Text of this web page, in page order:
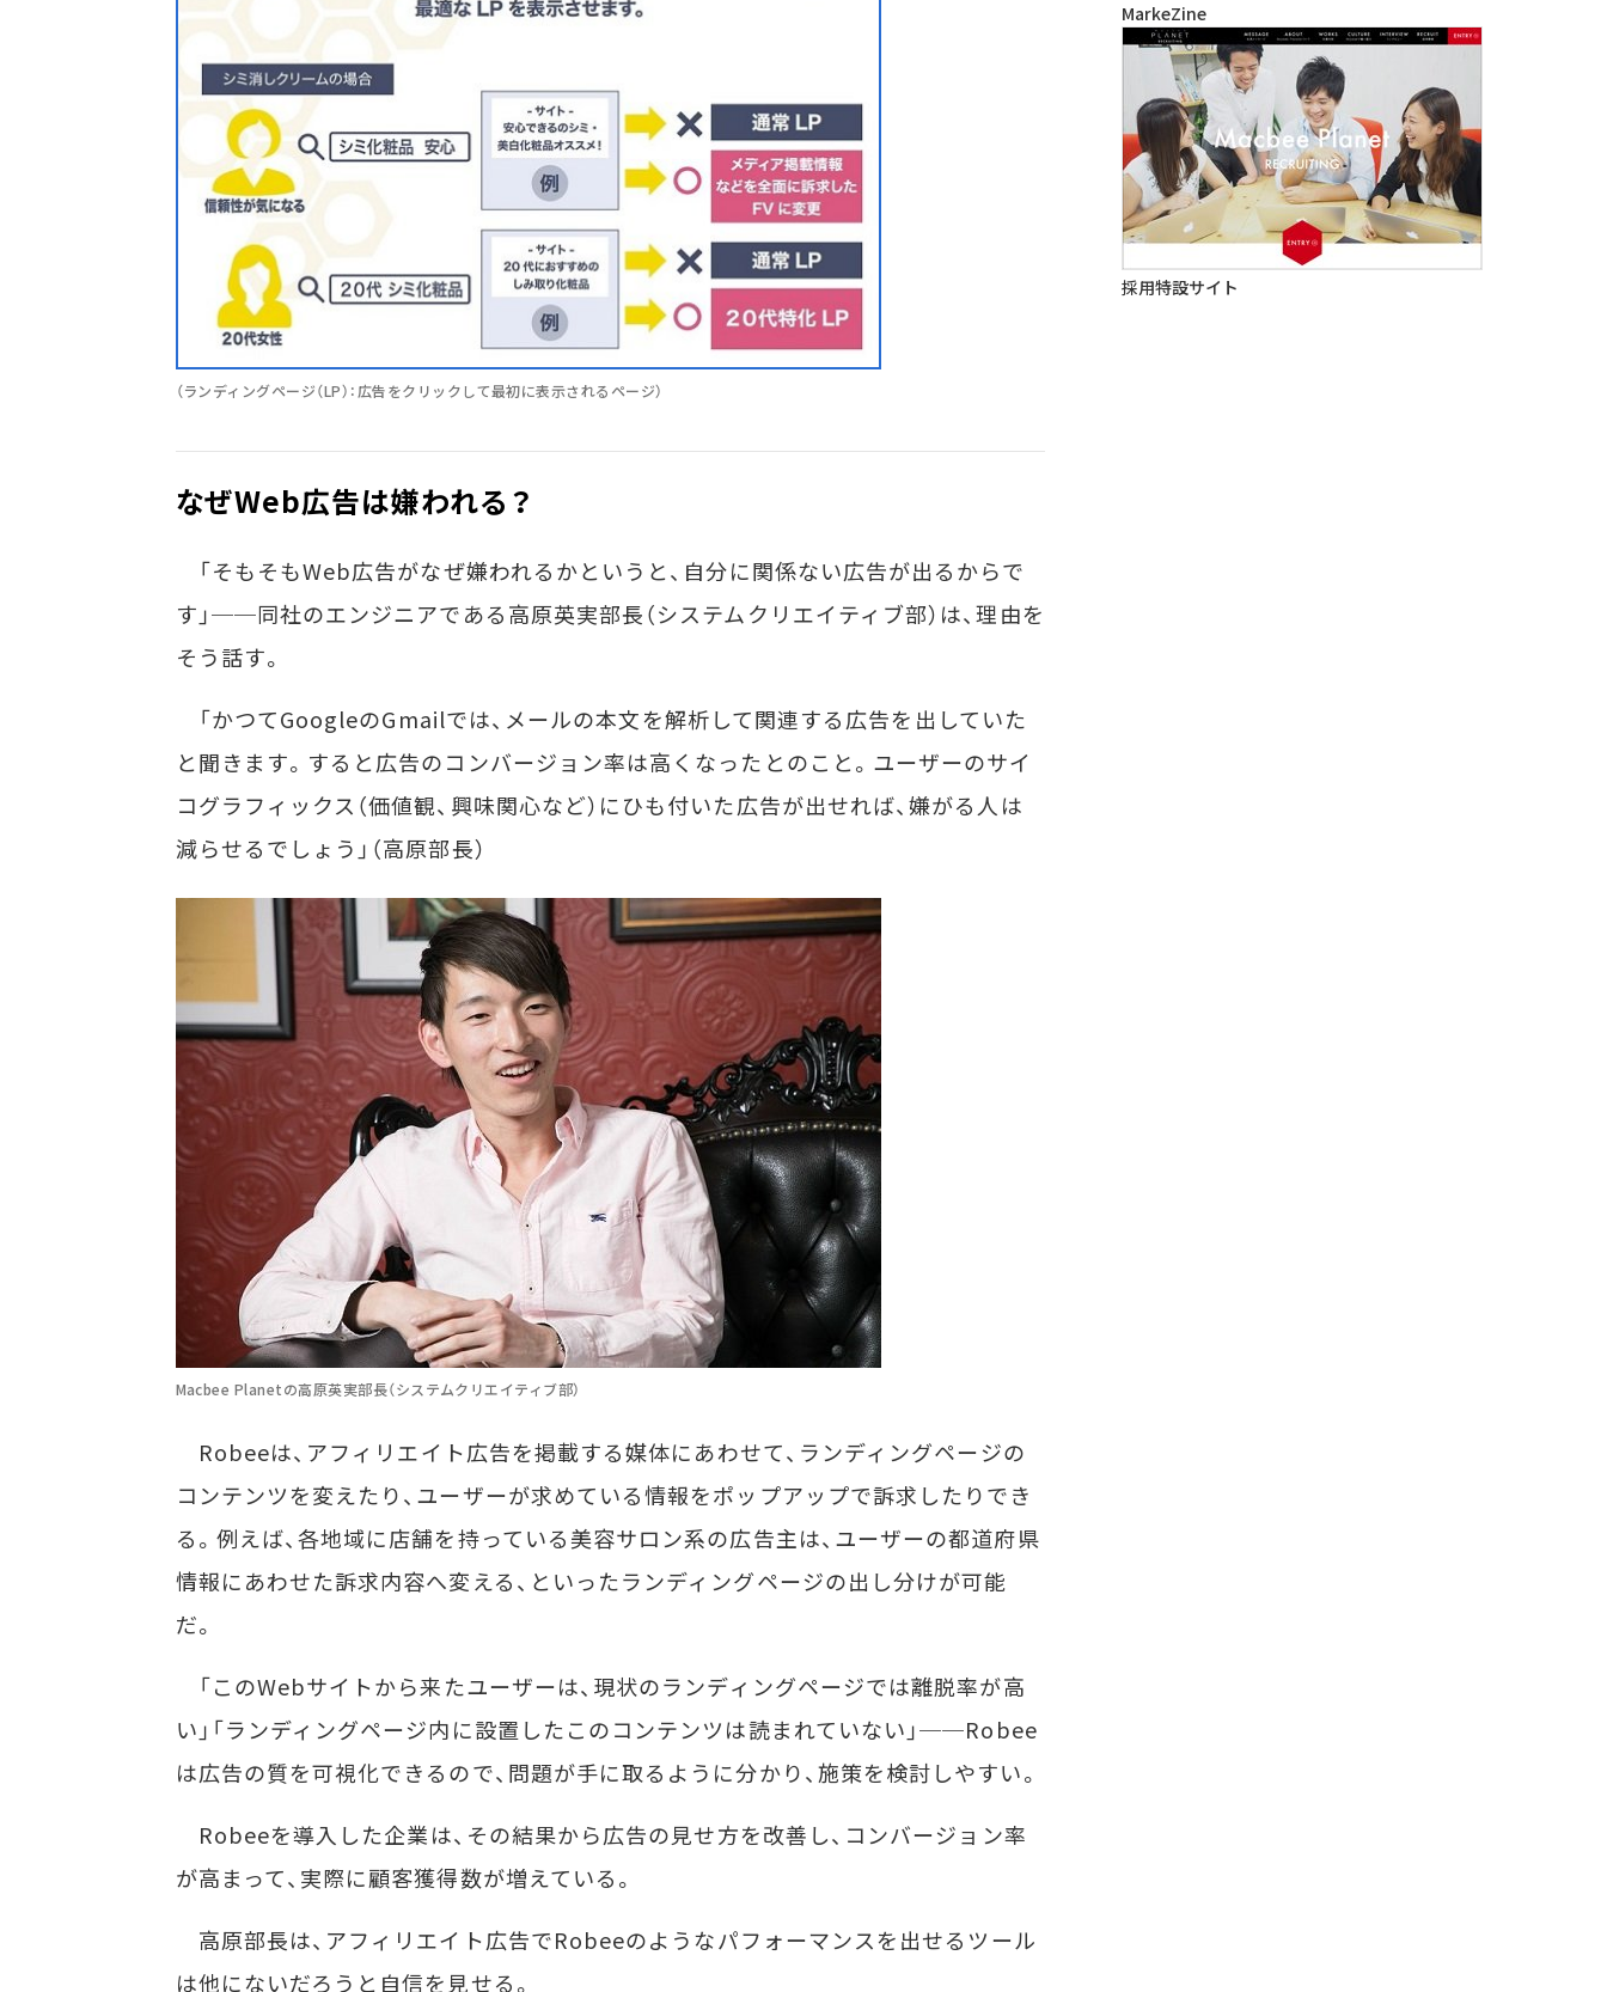
（ランディングページ（LP）：広告をクリックして最初に表示されるページ）
なぜWeb広告は嫌われる？
「そもそもWeb広告がなぜ嫌われるかというと、自分に関係ない広告が出るからで
す」──同社のエンジニアである高原英実部長（システムクリエイティブ部）は、理由を
そう話す。
「かつてGoogleのGmailでは、メールの本文を解析して関連する広告を出していた
と聞きます。すると広告のコンバージョン率は高くなったとのこと。ユーザーのサイ
コグラフィックス（価値観、興味関心など）にひも付いた広告が出せれば、嫌がる人は
減らせるでしょう」（高原部長）
Macbee Planetの高原英実部長（システムクリエイティブ部）
Robeeは、アフィリエイト広告を掲載する媒体にあわせて、ランディングページの
コンテンツを変えたり、ユーザーが求めている情報をポップアップで訴求したりでき
る。例えば、各地域に店舗を持っている美容サロン系の広告主は、ユーザーの都道府県
情報にあわせた訴求内容へ変える、といったランディングページの出し分けが可能
だ。
「このWebサイトから来たユーザーは、現状のランディングページでは離脱率が高
い」「ランディングページ内に設置したこのコンテンツは読まれていない」──Robee
は広告の質を可視化できるので、問題が手に取るように分かり、施策を検討しやすい。
Robeeを導入した企業は、その結果から広告の見せ方を改善し、コンバージョン率
が高まって、実際に顧客獲得数が増えている。
高原部長は、アフィリエイト広告でRobeeのようなパフォーマンスを出せるツール
は他にないだろうと自信を見せる。
MarkeZine
採用特設サイト